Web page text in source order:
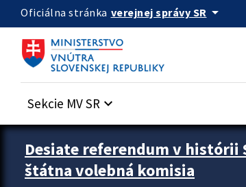
Preskocit na hlavný obsah
Oficiálna stránka verejnej správy SR arrow_drop_down
Sekcie MV SR keyboard_arrow_down
Zastavit automatický posun upútavok
Desiate referendum v
štátna volebná komisia